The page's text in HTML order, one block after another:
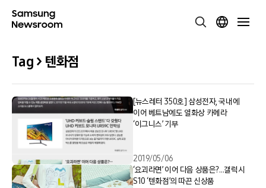
Tag > 텐화점
[뉴스레터 350호] 삼성전자, 국내에
이어 베트남에도 열화상 카메라
‘이그니스’ 기부
2019/05/06
‘요괴라면’ 이어 다음 상품은?…갤럭시
S10 ‘텐화점’의 따끈 신상품